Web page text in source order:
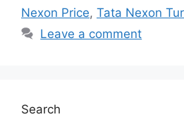
Nexon Price, Tata Nexon
Leave a comment
Search